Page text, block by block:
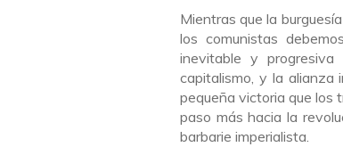
Mientras que la
los comunistas
inevitable y
capitalismo, y la alianza
pequeña victoria que los
paso más hacia la
barbarie imperialista.